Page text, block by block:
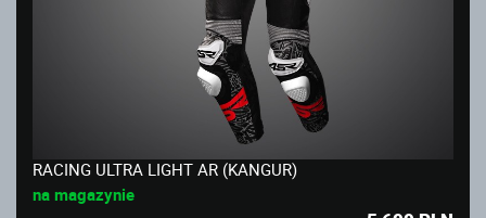
RACING ULTRA LIGHT AR (KANGUR)
na magazynie